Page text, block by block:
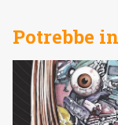
Potrebbe